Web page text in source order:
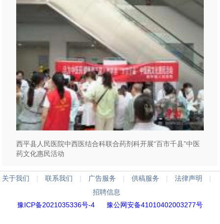
西平县人民医院中西医结合科联合药剂科开展“百市千县”中医
药文化惠民活动
关于我们 | 联系我们 | 广告服务 | 供稿服务 | 法律声明
|
招聘信息
豫ICP备2021035336号-4
豫公网安备41010402003277号